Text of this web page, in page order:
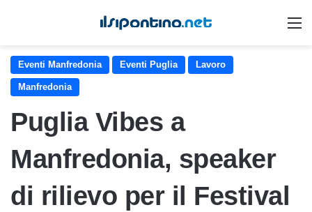
Eventi Manfredonia Eventi Puglia Lavoro
Manfredonia
Puglia Vibes a
Manfredonia, speaker
di rilievo per il Festival